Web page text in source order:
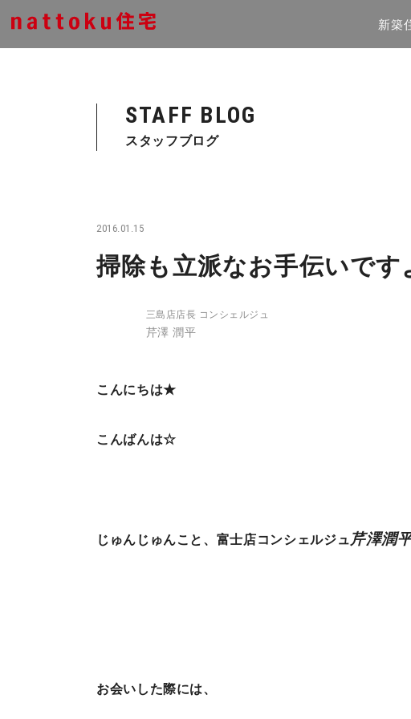
新築
STAFF BLOG
スタッフブログ
2016.01.15
掃除も立派なお手伝いです
三島店店長 コンシェルジュ
芹澤 潤平
こんにちは★
こんばんは☆
じゅんじゅんこと、富士店コンシェルジュ 芹澤潤
お会いした際には、